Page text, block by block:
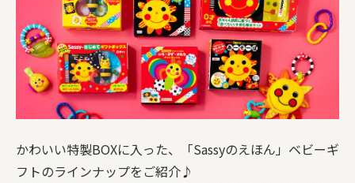
かわいい特製BOXに入った、「Sassyのえほん」ベビーギ
フトのラインナップをご紹介♪